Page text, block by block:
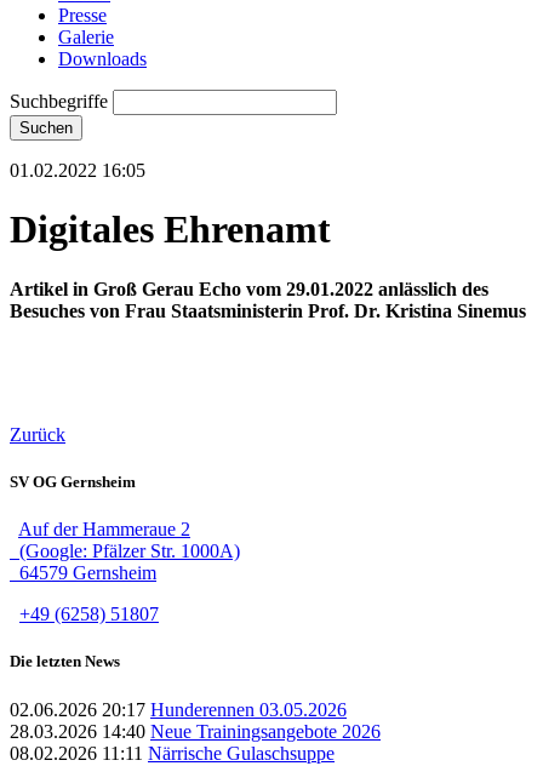
Presse
Galerie
Downloads
Suchbegriffe
Suchen
01.02.2022 16:05
Digitales Ehrenamt
Artikel in Groß Gerau Echo vom 29.01.2022 anlässlich des
Besuches von Frau Staatsministerin Prof. Dr. Kristina Sinemus
Zurück
SV OG Gernsheim
Auf der Hammeraue 2
(Google: Pfälzer Str. 1000A)
64579 Gernsheim
+49 (6258) 51807
Die letzten News
02.06.2026 20:17 Hunderennen 03.05.2026
28.03.2026 14:40 Neue Trainingsangebote 2026
08.02.2026 11:11 Närrische Gulaschsuppe